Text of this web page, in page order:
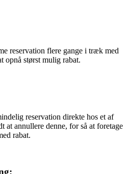
reservation flere gange i træk med
opnå størst mulig rabat.
reservation direkte hos et af
at annullere denne, for så at foretage
rabat.